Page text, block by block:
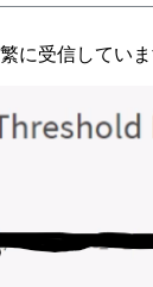
に受信していま